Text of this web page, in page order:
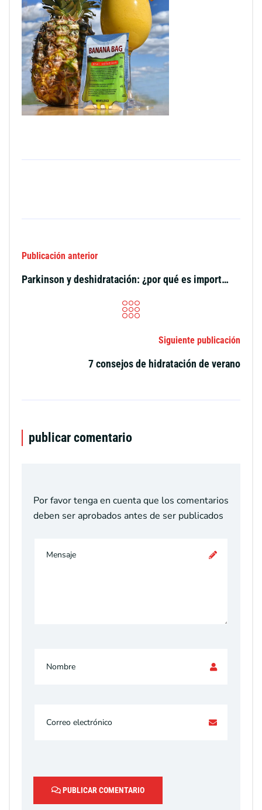
Publicación anterior
Parkinson y deshidratación: ¿por qué es importante?
Siguiente publicación
7 consejos de hidratación de verano
publicar comentario
Por favor tenga en cuenta que los comentarios
deben ser aprobados antes de ser publicados
PUBLICAR COMENTARIO